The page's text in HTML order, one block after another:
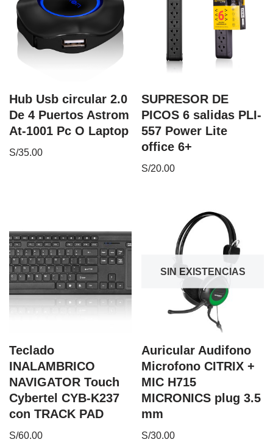
Hub Usb circular 2.0
De 4 Puertos Astrom
At-1001 Pc O Laptop
S/35.00
SUPRESOR DE
PICOS 6 salidas PLI-
557 Power Lite
office 6+
S/20.00
Teclado
INALAMBRICO
NAVIGATOR Touch
Cybertel CYB-K237
con TRACK PAD
S/60.00
SIN EXISTENCIAS
Auricular Audifono
Microfono CITRIX +
MIC H715
MICRONICS plug 3.5
mm
S/30.00